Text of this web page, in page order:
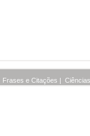
Frases e Citações |